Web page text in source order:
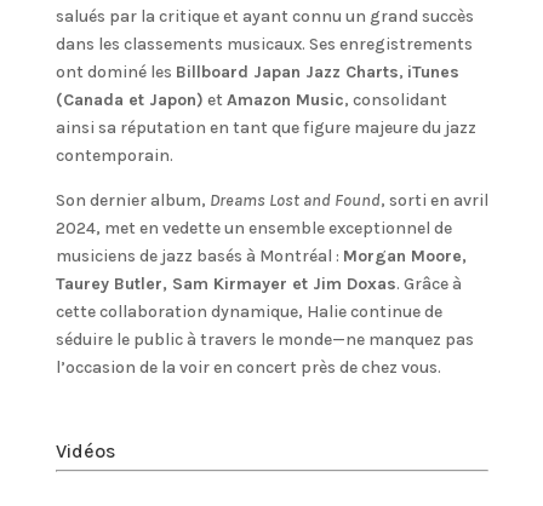
salués par la critique et ayant connu un grand succès
dans les classements musicaux. Ses enregistrements
ont dominé les Billboard Japan Jazz Charts, iTunes
(Canada et Japon) et Amazon Music, consolidant
ainsi sa réputation en tant que figure majeure du jazz
contemporain.
Son dernier album, Dreams Lost and Found, sorti en avril
2024, met en vedette un ensemble exceptionnel de
musiciens de jazz basés à Montréal : Morgan Moore,
Taurey Butler, Sam Kirmayer et Jim Doxas. Grâce à
cette collaboration dynamique, Halie continue de
séduire le public à travers le monde—ne manquez pas
l’occasion de la voir en concert près de chez vous.
Vidéos